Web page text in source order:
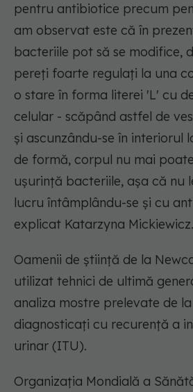
pentru antibiotice precum
am observat este că în
bacteriile pot să se modifice,
pereţi foarte regulaţi la una
o stare în forma literei 'L' cu
celular - scăpând astfel de
şi ascunzându-se în interiorul
de formă, corpul nu mai
uşurinţă bacteriile, aşa că nu
lucru întâmplându-se şi cu
explicat Katarzyna Mickiewicz.
Oamenii de ştiinţă de la
utilizat tehnici de ultimă
analiza mostre prelevate de
diagnosticaţi cu recurenţă a
urinar (ITU).
Organizaţia Mondială a